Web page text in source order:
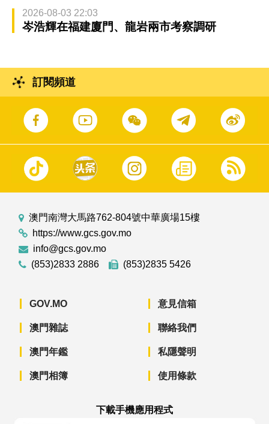
2026-08-03 22:03
岑浩輝在福建廈門、龍岩兩市考察調研
訂閱頻道
澳門南灣大馬路762-804號中華廣場15樓
https://www.gcs.gov.mo
info@gcs.gov.mo
(853)2833 2886
(853)2835 5426
GOV.MO
澳門雜誌
澳門年鑑
澳門相簿
意見信箱
聯絡我們
私隱聲明
使用條款
下載手機應用程式